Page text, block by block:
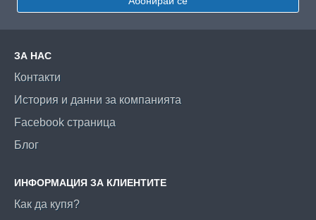
ЗА НАС
Контакти
История и данни за компанията
Facebook страница
Блог
ИНФОРМАЦИЯ ЗА КЛИЕНТИТЕ
Как да купя?